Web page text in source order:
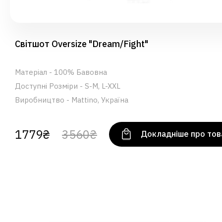
Світшот Oversize "Dream/Fight"
Матеріал - 100% Бавовна
Доступні Розміри - S-M, L-XXL
Виробництво - Mattino, Україна
1779₴ 3560₴ Докладніше про